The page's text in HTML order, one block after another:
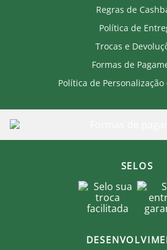
Regras de
Política de
Trocas e
Formas de
Política de
SELOS